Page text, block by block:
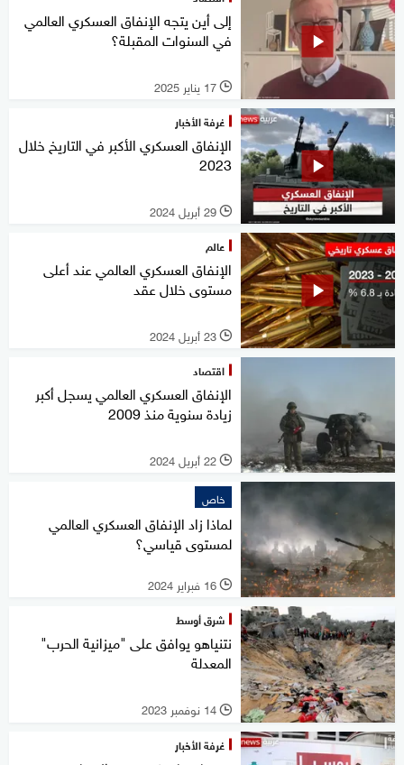
إلى أين يتجه الإنفاق العسكري العالمي
في السنوات المقبلة؟
l 17 يناير 2025
غرفة الأخبار
الإنفاق العسكري الأكبر في التاريخ خلال
2023
l 29 أبريل 2024
عالم
الإنفاق العسكري العالمي عند أعلى
مستوى خلال عقد
l 23 أبريل 2024
اقتصاد
الإنفاق العسكري العالمي يسجل أكبر
زيادة سنوية منذ 2009
l 22 أبريل 2024
خاص
لماذا زاد الإنفاق العسكري العالمي
لمستوى قياسي؟
l 16 فبراير 2024
شرق أوسط
نتنياهو يوافق على "ميزانية الحرب"
المعدلة
l 14 نوفمبر 2023
غرفة الأخبار